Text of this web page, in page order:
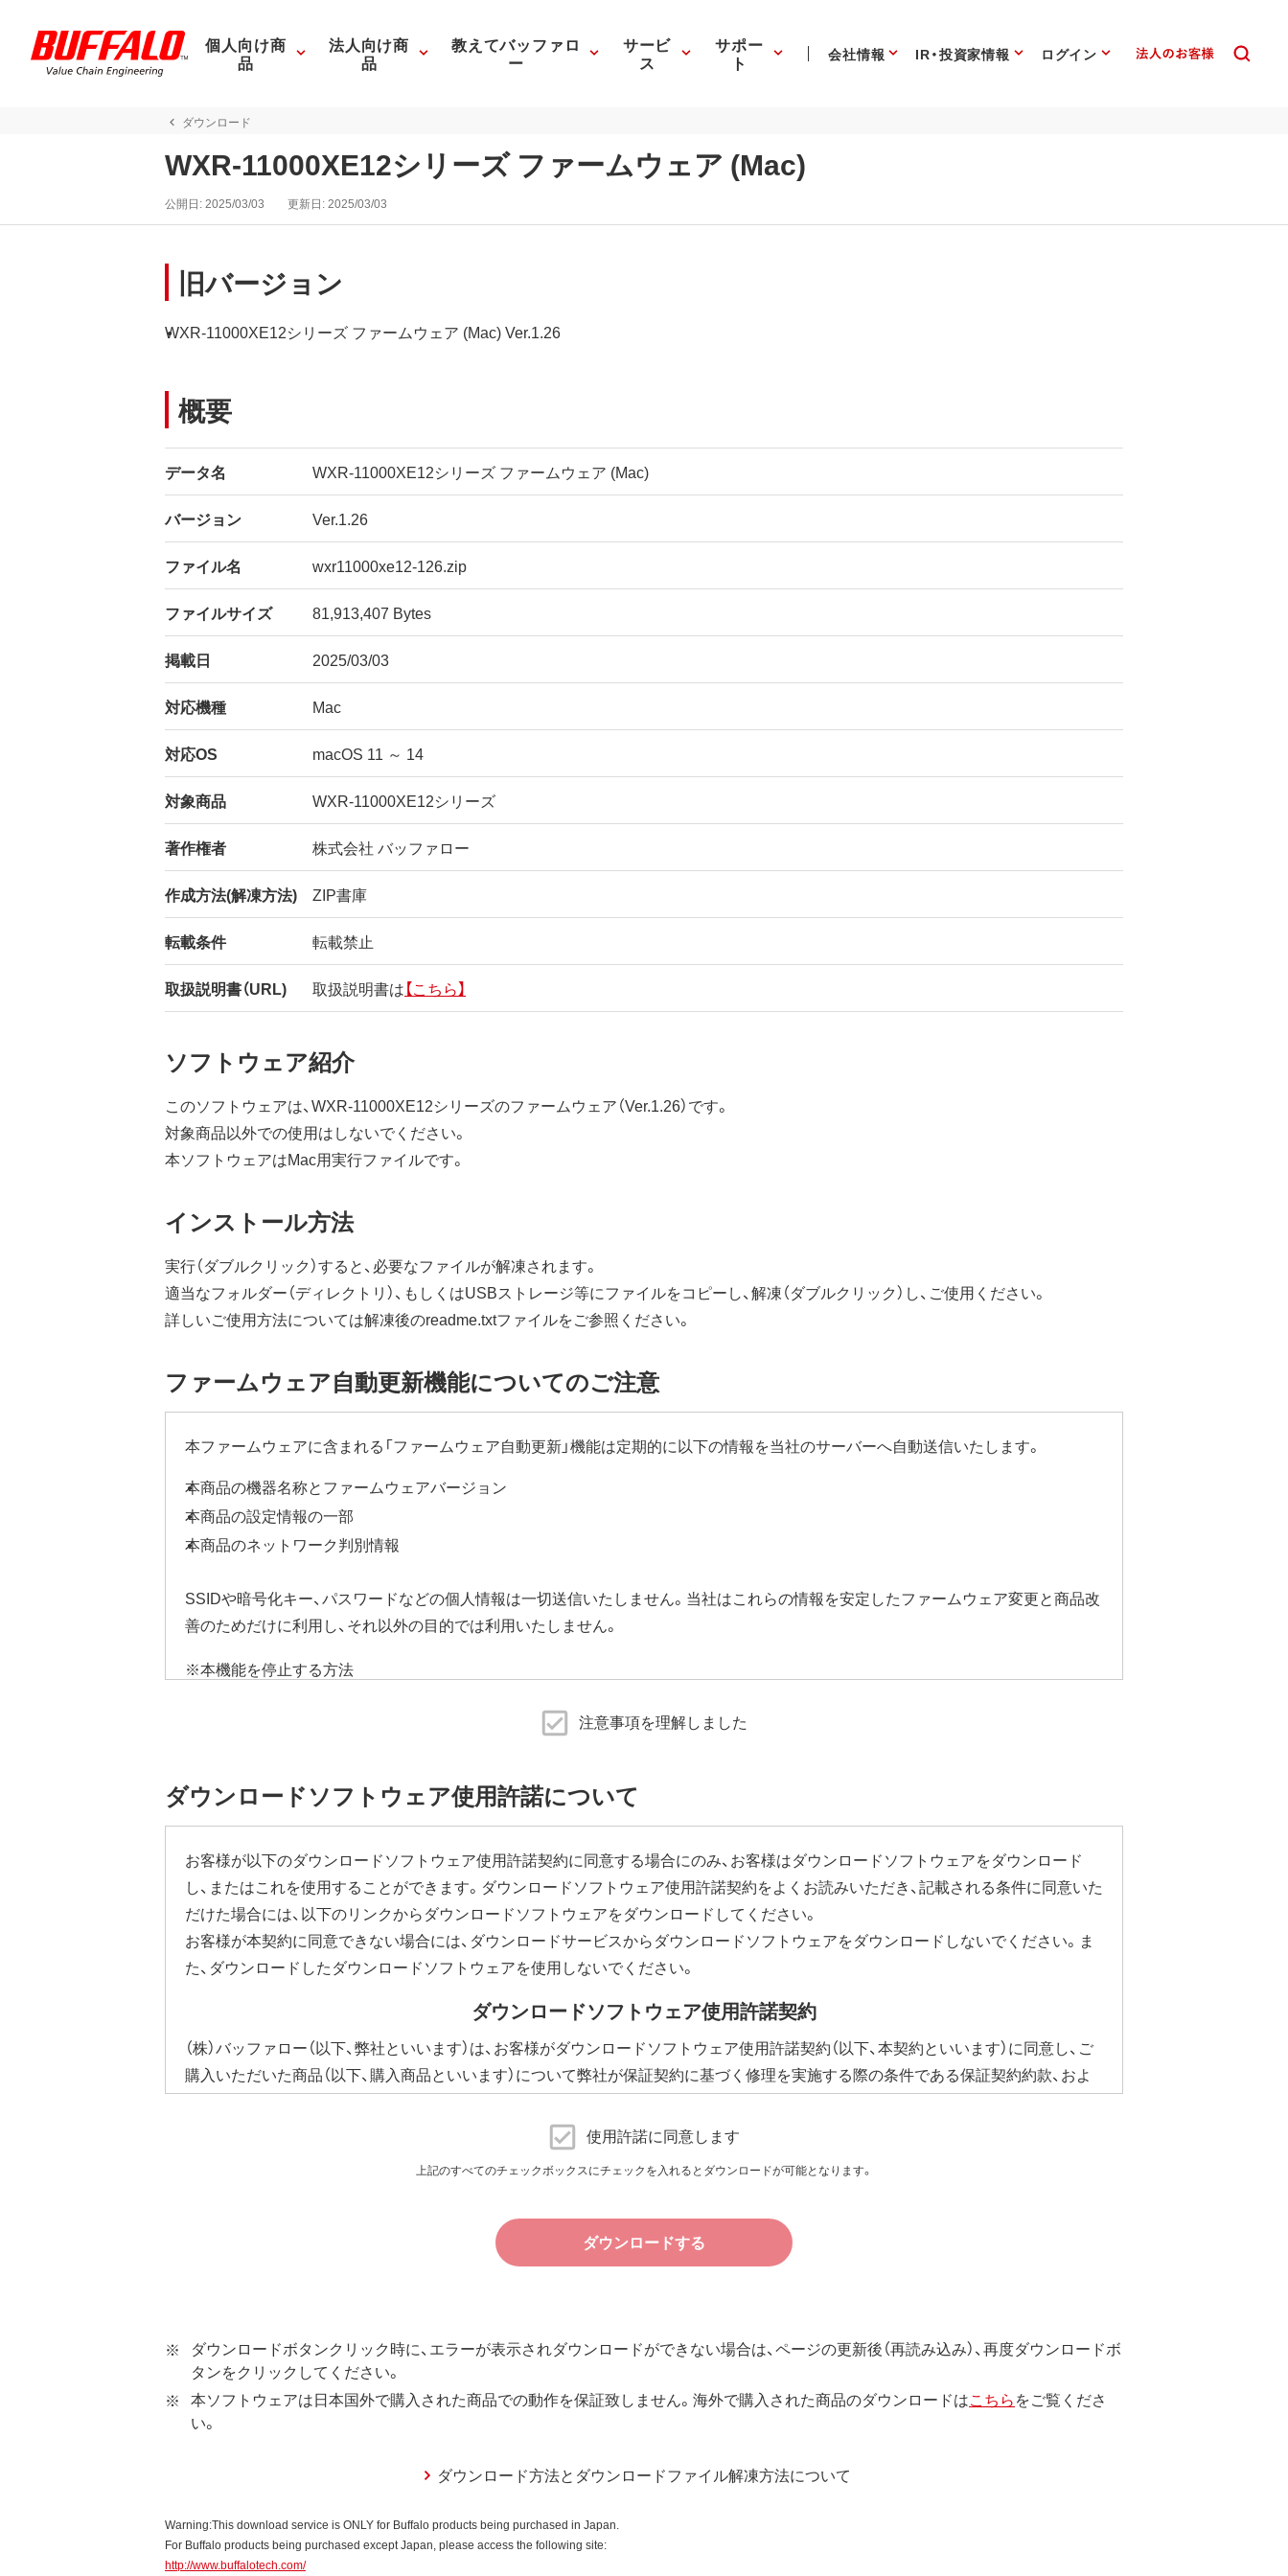
個人向け商
品
法人向け商
品
教えてバッファロ
ー
サービ
ス
サポー
ト 会社情報 IR・投資家情報 ログイン
ダウンロード
WXR-11000XE12シリーズ ファームウェア (Mac)
公開日:2025/03/03 更新日:2025/03/03
旧バージョン
WXR-11000XE12シリーズ ファームウェア (Mac) Ver.1.26
概要
データ名 WXR-11000XE12シリーズ ファームウェア (Mac)
バージョン Ver.1.26
ファイル名 wxr11000xe12-126.zip
ファイルサイズ 81,913,407 Bytes
掲載日 2025/03/03
対応機種 Mac
対応OS macOS 11 ～ 14
対象商品 WXR-11000XE12シリーズ
著作権者 株式会社 バッファロー
作成方法(解凍方法) ZIP書庫
転載条件 転載禁止
取扱説明書（URL) 取扱説明書は【こちら】
ソフトウェア紹介
このソフトウェアは、WXR-11000XE12シリーズのファームウェア（Ver.1.26）です。
対象商品以外での使用はしないでください。
本ソフトウェアはMac用実行ファイルです。
インストール方法
実行（ダブルクリック）すると、必要なファイルが解凍されます。
適当なフォルダー（ディレクトリ）、もしくはUSBストレージ等にファイルをコピーし、解凍（ダブルクリック）し、ご使用ください。
詳しいご使用方法については解凍後のreadme.txtファイルをご参照ください。
ファームウェア自動更新機能についてのご注意
本ファームウェアに含まれる「ファームウェア自動更新」機能は定期的に以下の情報を当社のサーバーへ自動送信いたします。
本商品の機器名称とファームウェアバージョン
本商品の設定情報の一部
本商品のネットワーク判別情報
SSIDや暗号化キー、パスワードなどの個人情報は一切送信いたしません。当社はこれらの情報を安定したファームウェア変更と商品改
善のためだけに利用し、それ以外の目的では利用いたしません。
※本機能を停止する方法
ていただき、[管理]-[ファームウェア更新]内の「ファームウェア自動更新機能」で"自動更新をしない"に変更することで停止いただけま
ださい。
ファームウェア自動更新中はインターネットに接続できなくなります。
従量制課金契約の場合は、ファームウェアダウンロードによる通信費用や、パケット通信量の超過による速度制限が発生することがあ
ります。発生した通信費用はお客様負担となります。
注意事項を理解しました
ダウンロードソフトウェア使用許諾について
お客様が以下のダウンロードソフトウェア使用許諾契約に同意する場合にのみ、お客様はダウンロードソフトウェアをダウンロード
し、またはこれを使用することができます。ダウンロードソフトウェア使用許諾契約をよくお読みいただき、記載される条件に同意いた
だけた場合には、以下のリンクからダウンロードソフトウェアをダウンロードしてください。
お客様が本契約に同意できない場合には、ダウンロードサービスからダウンロードソフトウェアをダウンロードしないでください。ま
た、ダウンロードしたダウンロードソフトウェアを使用しないでください。
ダウンロードソフトウェア使用許諾契約
（株）バッファロー（以下、弊社といいます）は、お客様がダウンロードソフトウェア使用許諾契約（以下、本契約といいます）に同意し、ご
購入いただいた商品（以下、購入商品といいます）について弊社が保証契約に基づく修理を実施する際の条件である保証契約約款、およ
びそれに含まれるソフトウェア（以下、添付ソフトウェアといいます）の使用許諾契約に同意する場合にかぎり、ダウンロードソフト
ウェア（弊社ダウンロードサービスに提供される、全てのソフトウェア（ユーティリティ・ファームウェア・ドライバなど）を含み以下、本
弊社は、本契約に規定する条件で、本ソフトウェアの使用をお客様に非専属的に許諾します。
ウェアの使用許諾権者は、使用許諾後も引き続きその知的所有権を保持します。
本ソフトウェアに対する知的所有権に関する表示を削除してはならないものとします。
第3条 使用制限
お客様は、本ソフトウェアのソースコードを調べたり、逆アセンブル、逆コンパイル、リバースエンジニアリング、その他の修正を
本ソフトウェアの一部または全部を利用した新しいソフトウェアの開発もこの規定により禁止されます。
使用許諾に同意します
上記のすべてのチェックボックスにチェックを入れるとダウンロードが可能となります。
ダウンロードする
ダウンロードボタンクリック時に、エラーが表示されダウンロードができない場合は、ページの更新後（再読み込み）、再度ダウンロードボ
タンをクリックしてください。
本ソフトウェアは日本国外で購入された商品での動作を保証致しません。海外で購入された商品のダウンロードはこちらをご覧くださ
い。
ダウンロード方法とダウンロードファイル解凍方法について
Warning:This download service is ONLY for Buffalo products being purchased in Japan.
For Buffalo products being purchased except Japan, please access the following site:
http://www.buffalotech.com/